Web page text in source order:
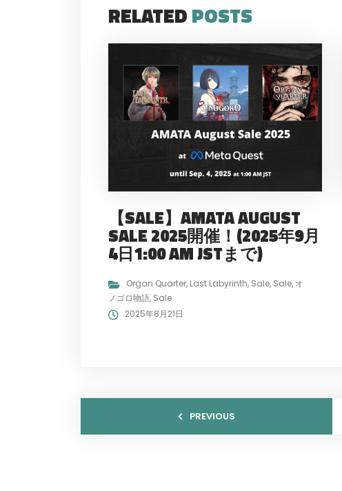
RELATEDPOSTS
【SALE】AMATA AUGUST
SALE 2025開催！(2025年9月
4日1:00 AM JSTまで)
Organ Quarter, Last Labyrinth, Sale, Sale, オ
ノゴロ物語, Sale
2025年8月21日
PREVIOUS